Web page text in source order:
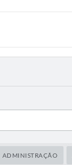
ADMINISTRAÇÃO